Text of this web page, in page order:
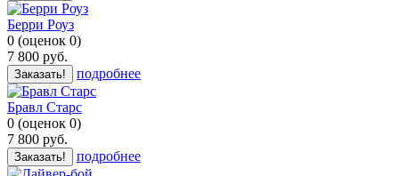
Берри Роуз
0 (оценок 0)
7 800 руб.
Заказать! подробнее
Бравл Старс
0 (оценок 0)
7 800 руб.
Заказать! подробнее